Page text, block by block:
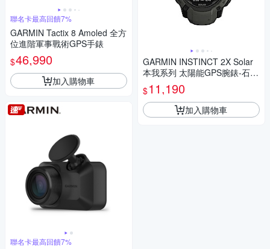
聯名卡最高回饋7%
GARMIN Tactix 8 Amoled 全方
位進階軍事戰術GPS手錶
$46,990
加入購物車
聯名卡最高回饋7%
GARMIN INSTINCT 2X Solar
本我系列 太陽能GPS腕錶-石墨
黑
$11,190
加入購物車